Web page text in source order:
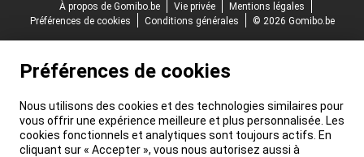
À propos de Gomibo.be
Vie privée
Mentions légales
Préférences de cookies
Conditions générales © 2026 Gomibo.be
Préférences de cookies
Nous utilisons des cookies et des technologies similaires pour
vous offrir une expérience meilleure et plus personnalisée. Les
cookies fonctionnels et analytiques sont toujours actifs. En
cliquant sur « Accepter », vous nous autorisez aussi à